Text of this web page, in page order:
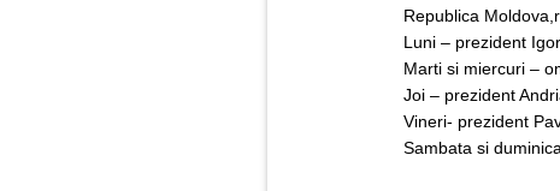
Republica
Luni – prezident
Marti si miercuri –
Joi – prezident
Vineri- prezident
Sambata si